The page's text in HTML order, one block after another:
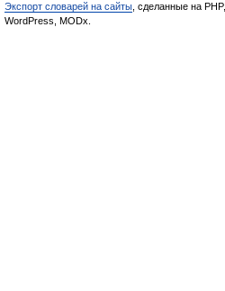
Экспорт словарей на сайты , сделанные на PHP,
WordPress, MODx.